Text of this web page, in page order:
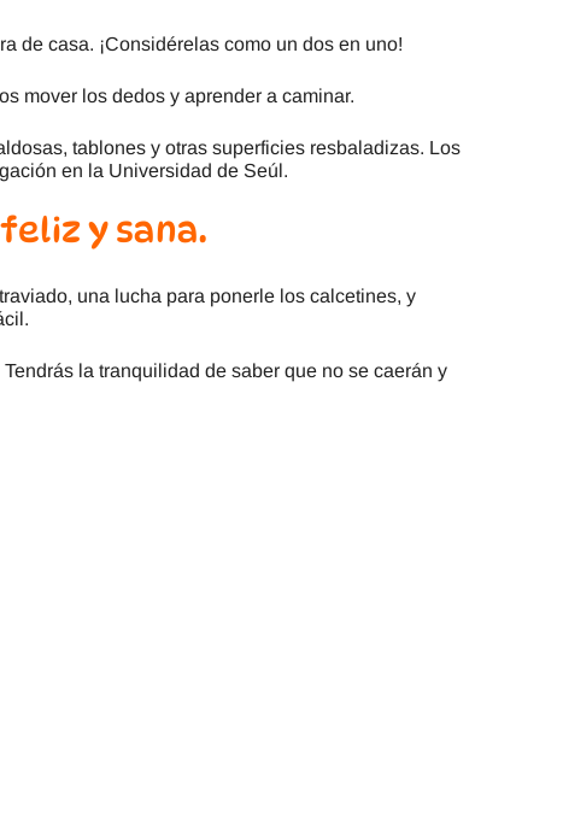
de casa. ¡Considérelas como un dos en uno!
mover los dedos y aprender a caminar.
tablones y otras superficies resbaladizas. Los
en la Universidad de Seúl.
y sana.
una lucha para ponerle los calcetines, y
la tranquilidad de saber que no se caerán y